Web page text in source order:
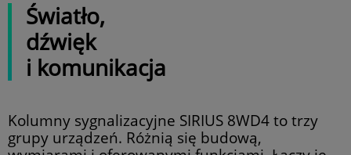
Światło,
dźwięk
i komunikacja
Kolumny sygnalizacyjne SIRIUS 8WD4 to trzy
grupy urządzeń. Różnią się budową,